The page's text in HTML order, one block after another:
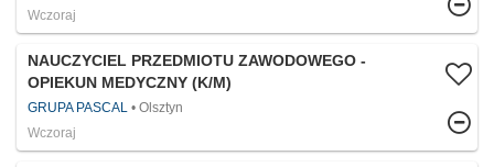
Wczoraj
NAUCZYCIEL PRZEDMIOTU ZAWODOWEGO -
OPIEKUN MEDYCZNY (K/M)
GRUPA PASCAL
Olsztyn
Wczoraj